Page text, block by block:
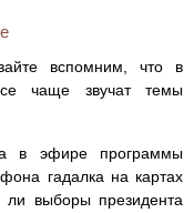
вспомним, что в
чаще звучат темы
в эфире программы
гадалка на картах
ли выборы президента